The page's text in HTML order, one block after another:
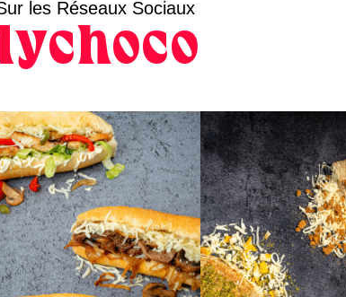
les Réseaux Sociaux